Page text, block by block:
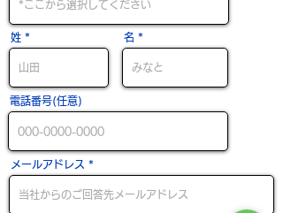
姓 名
電話番号(任意)
メールアドレス